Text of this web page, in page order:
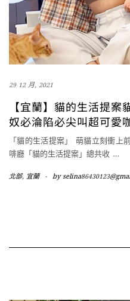
29 12 月, 2021
【宜蘭】貓的生活提案
奴必淪陷必尖叫超可愛
「貓的生活提案」 萌貓立刻衝上
啡廳「貓的生活提案」總共收 …
北部, 宜蘭 - by